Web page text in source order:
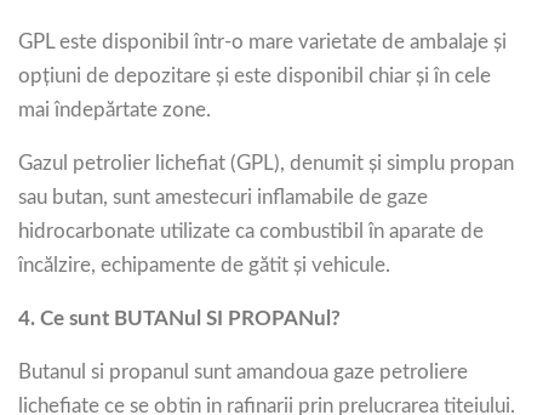
GPL este disponibil într-o mare varietate de ambalaje și
opțiuni de depozitare și este disponibil chiar și în cele
mai îndepărtate zone.
Gazul petrolier lichefiat (GPL), denumit și simplu propan
sau butan, sunt amestecuri inflamabile de gaze
hidrocarbonate utilizate ca combustibil în aparate de
încălzire, echipamente de gătit și vehicule.
4. Ce sunt BUTANul SI PROPANul?
Butanul si propanul sunt amandoua gaze petroliere
lichefiate ce se obtin in rafinarii prin prelucrarea titeiului.